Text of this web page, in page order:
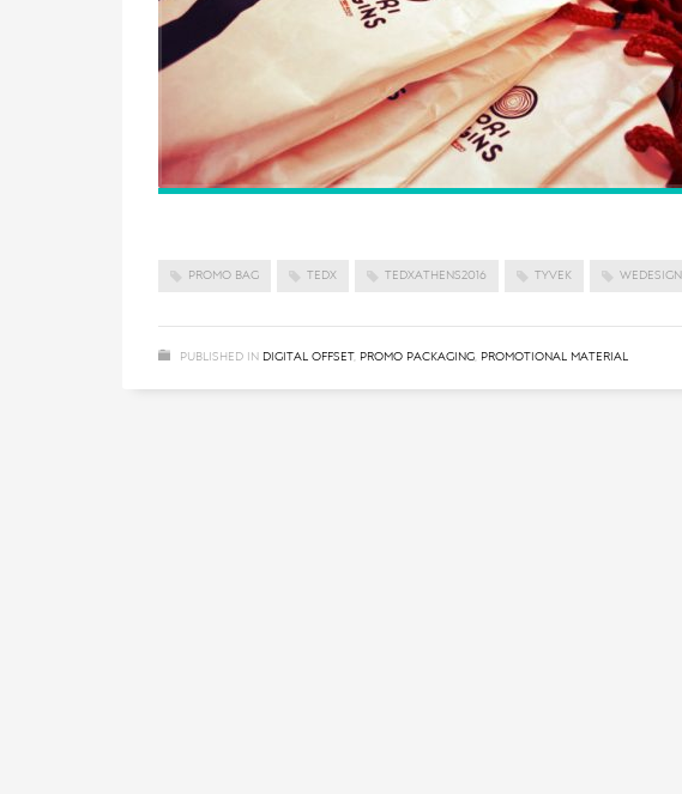
PROMO BAG TEDX TEDXATHENS2016 TYVEK WEDESIGN
PUBLISHED IN DIGITAL OFFSET, PROMO PACKAGING, PROMOTIONAL MATERIAL